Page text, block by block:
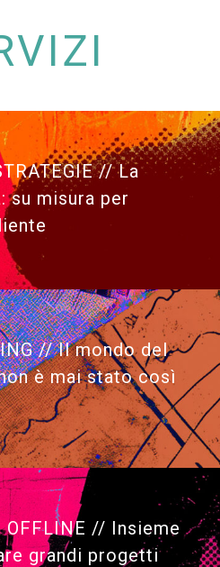
//La
su misura per
// Il mondo del
è mai stato così
OFFLINE // Insieme
grandi progetti